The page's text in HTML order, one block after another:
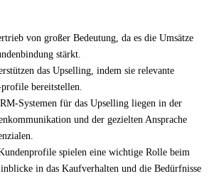
von großer Bedeutung, da es die Umsätze
stärkt.
das Upselling, indem sie relevante
bereitstellen.
Systemen für das Upselling liegen in der
und der gezielten Ansprache
spielen eine wichtige Rolle beim
in das Kaufverhalten und die Bedürfnisse